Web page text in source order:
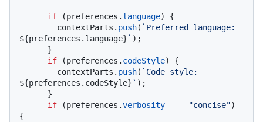
if (preferences. language) {
        contextParts.
push(
${preferences.language} ` );
if (preferences. codeStyle) {
        contextParts.
push(
${preferences.codeStyle} ` );
if (preferences.verbosity === "concise")
{